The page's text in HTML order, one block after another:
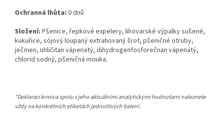
Ochranná lhůta: 0 dnů
Složení: Pšenice, řepkové expelery, lihovarské výpalky sušené,
kukuřice, sójový loupaný extrahovaný šrot, pšeničné otruby,
ječmen, uhličitan vápenatý, dihydrogenfosforečnan vápenatý,
chlorid sodný, pšeničná mouka.
*Deklaraci krmiva spolu s jeho aktuálními analytickými hodnotami naleznete
vždy na konkrétních etiketách jednotlivých balení.